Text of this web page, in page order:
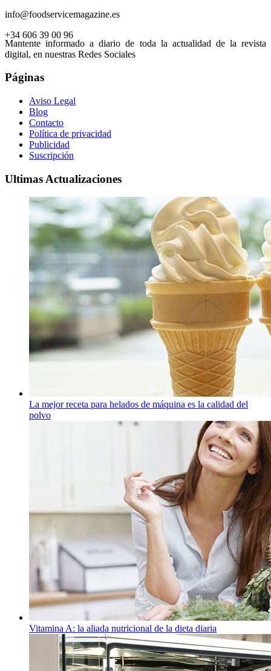
info@foodservicemagazine.es
+34 606 39 00 96
Mantente informado a diario de toda la actualidad de la revista
digital, en nuestras Redes Sociales
Páginas
Aviso Legal
Blog
Contacto
Política de privacidad
Publicidad
Suscripción
Ultimas Actualizaciones
La mejor receta para helados de máquina es la calidad del
polvo
Vitamina A: la aliada nutricional de la dieta diaria